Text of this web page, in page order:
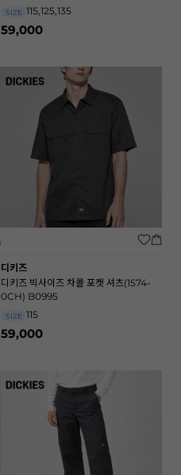
SIZE 115,125,135
59,000
디키즈
디키즈 빅사이즈 차콜 포켓 셔츠(1574-
0CH) B0995
SIZE 115
59,000